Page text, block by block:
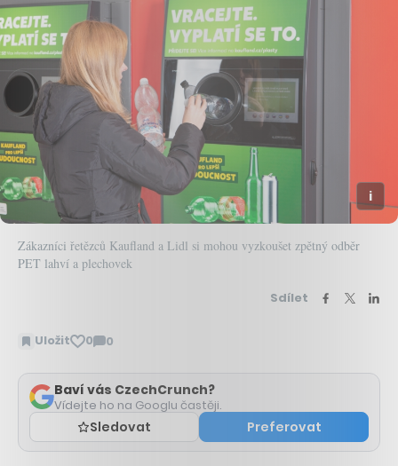
Zákazníci řetězců Kaufland a Lidl si mohou vyzkoušet zpětný odběr
PET lahví a plechovek
Sdílet
Uložit 0 0
Zobrazit
Baví vás CzechCrunch?
Vídejte ho na Googlu častěji.
Sledovat Preferovat